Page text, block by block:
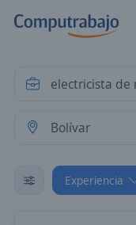
Experiencia